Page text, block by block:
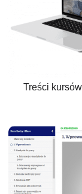
Treści